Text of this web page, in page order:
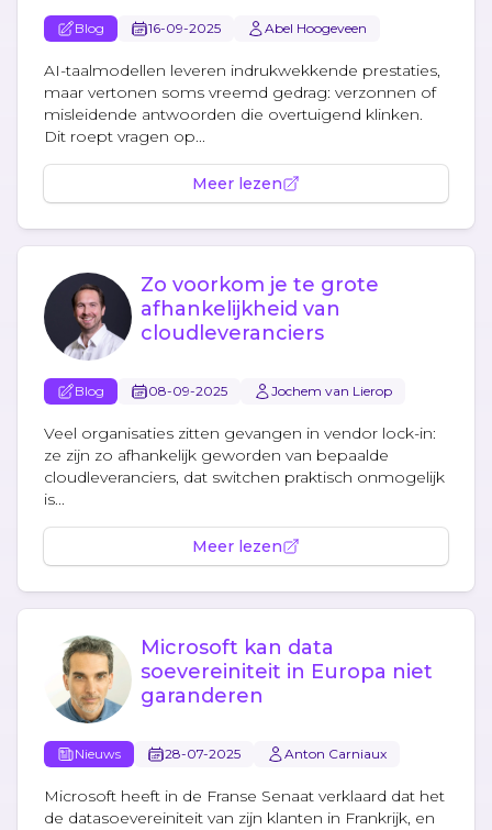
Blog 16-09-2025 Abel Hoogeveen
AI-taalmodellen leveren indrukwekkende prestaties,
maar vertonen soms vreemd gedrag: verzonnen of
misleidende antwoorden die overtuigend klinken.
Dit roept vragen op...
Meer lezen
Zo voorkom je te grote
afhankelijkheid van
cloudleveranciers
Blog 08-09-2025 Jochem van Lierop
Veel organisaties zitten gevangen in vendor lock-in:
ze zijn zo afhankelijk geworden van bepaalde
cloudleveranciers, dat switchen praktisch onmogelijk
is...
Meer lezen
Microsoft kan data
soevereiniteit in Europa niet
garanderen
Nieuws 28-07-2025 Anton Carniaux
Microsoft heeft in de Franse Senaat verklaard dat het
de datasoevereiniteit van zijn klanten in Frankrijk, en